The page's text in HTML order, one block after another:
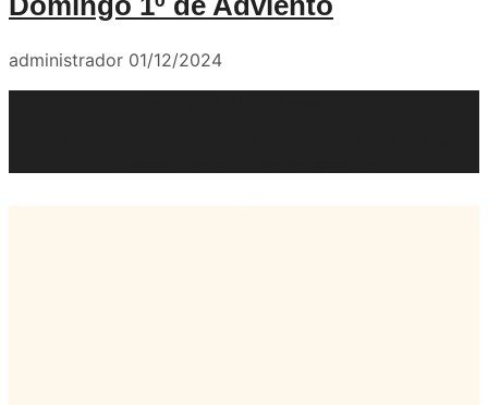
administrador 01/12/2024